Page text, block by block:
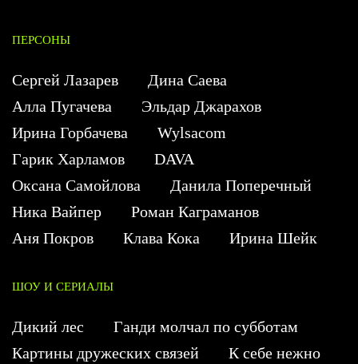
ПЕРСОНЫ
Сергей Лазарев
Дина Саева
Алла Пугачева
Эльдар Джарахов
Ирина Горбачева
Wylsacom
Гарик Харламов
DAVA
Оксана Самойлова
Данила Поперечный
Ника Вайпер
Роман Каграманов
Аня Покров
Клава Кока Ирина Шейк
ШОУ И СЕРИАЛЫ
Дикий лес
Ганди молчал по субботам
Картины дружеских связей
К себе нежно